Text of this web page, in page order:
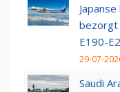
bezorgt
E190-E2
29-07-
Saudi